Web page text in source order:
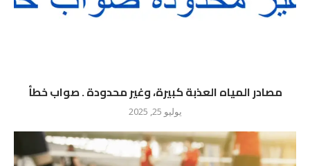
مصادر المياه العذبة كبيرة، وغير محدودة . صواب خطأ
يوليو 25, 2025